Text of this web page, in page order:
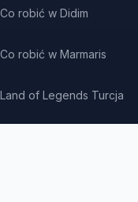
Co robić w Didim
Co robić w Marmaris
Land of Legends Turcja